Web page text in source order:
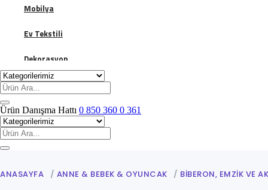
Mobilya
Ev Tekstili
Dekorasyon
Banyo
Giyim & Aksesuar
Kadın
Ürün Danışma Hattı 0 850 360 0 361
ANASAYFA / ANNE & BEBEK & OYUNCAK / BIBERON, EMZIK VE